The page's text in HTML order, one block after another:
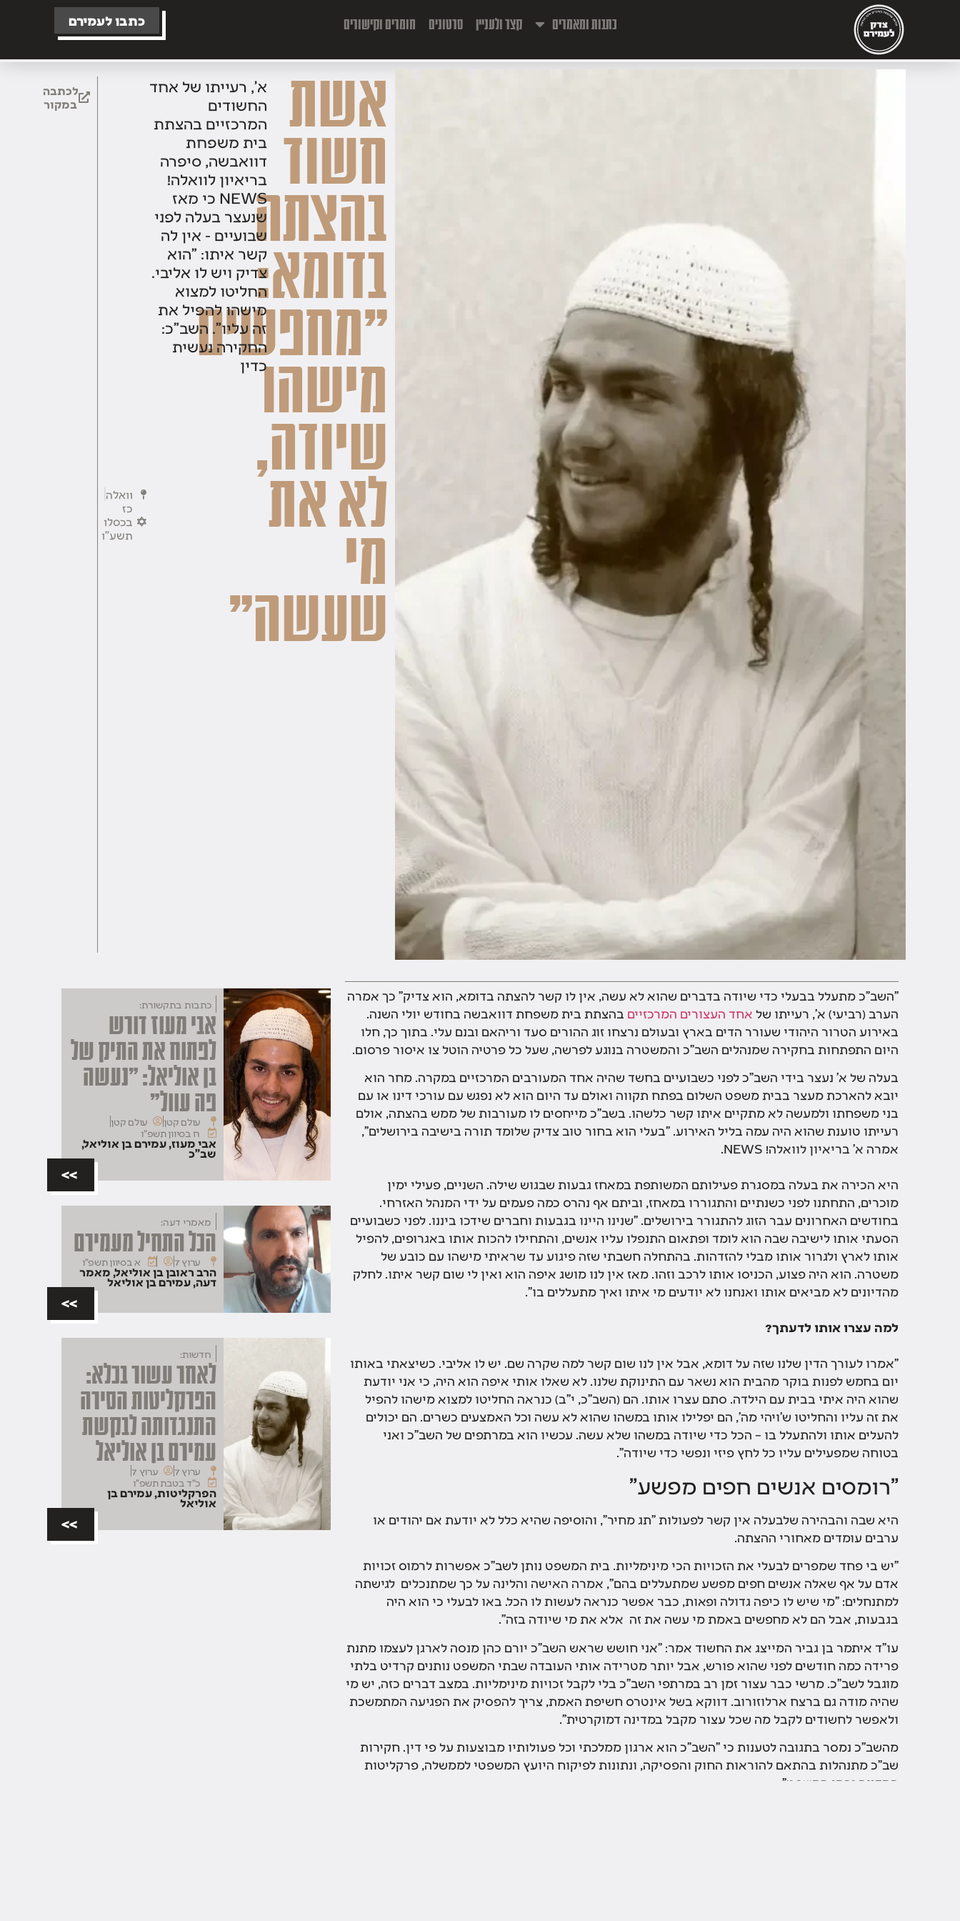
כתבות ומאמרים קצר ולעניין סרטונים חומרים וקישורים כתבו לעמירם
אשת
חשוד
בהצתה
בדומא:
"מחפשים
מישהו
שיודה,
לא את
מי
שעשה"
א', רעייתו של אחד
החשודים
המרכזיים בהצתת
בית משפחת
דוואבשה, סיפרה
בריאיון לוואלה!
NEWS כי מאז
שנעצר בעלה לפני
שבועיים - אין לה
קשר איתו: "הוא
צדיק ויש לו אליבי.
החליטו למצוא
מישהו להפיל את
זה עליו". השב"כ:
החקירה נעשית
כדין
וואלה
כז
בכסלו
תשע''ו
לכתבה
במקור
"השב"כ מתעלל בבעלי כדי שיודה בדברים שהוא לא עשה, אין לו קשר להצתה בדומא, הוא צדיק" כך אמרה
הערב (רביעי) א', רעייתו של אחד העצורים המרכזיים בהצתת בית משפחת דוואבשה בחודש יולי השנה.
באירוע הטרור היהודי שעורר הדים בארץ ובעולם נרצחו זוג ההורים סעד וריהאם ובנם עלי. בתוך כך, חלו
היום התפתחות בחקירה שמנהלים השב"כ והמשטרה בנוגע לפרשה, שעל כל פרטיה הוטל צו איסור פרסום.
בעלה של א' נעצר בידי השב"כ לפני כשבועיים בחשד שהיה אחד המעורבים המרכזיים במקרה. מחר הוא
יובא להארכת מעצר בבית משפט השלום בפתח תקווה ואולם עד היום הוא לא נפגש עם עורכי דינו או עם
בני משפחתו ולמעשה לא מתקיים איתו קשר כלשהו. בשב"כ מייחסים לו מעורבות של ממש בהצתה, אולם
רעייתו טוענת שהוא היה עמה בליל האירוע. "בעלי הוא בחור טוב צדיק שלומד תורה בישיבה בירושלים",
אמרה א' בריאיון לוואלה! NEWS.
היא הכירה את בעלה במסגרת פעילותם המשותפת במאחז גבעות שבגוש שילה. השניים, פעילי ימין
מוכרים, התחתנו לפני כשנתיים והתגוררו במאחז, וביתם אף נהרס כמה פעמים על ידי המנהל האזרחי.
בחודשים האחרונים עבר הזוג להתגורר בירושלים. "שנינו היינו בגבעות וחברים שידכו ביננו. לפני כשבועיים
הסעתי אותו לישיבה שבה הוא לומד ופתאום התנפלו עליו אנשים, והתחילו להכות אותו באגרופים, להפיל
אותו לארץ ולגרור אותו מבלי להזדהות. בהתחלה חשבתי שזה פיגוע עד שראיתי מישהו עם כובע של
משטרה. הוא היה פצוע, הכניסו אותו לרכב וזהו. מאז אין לנו מושג איפה הוא ואין לי שום קשר איתו. לחלק
מהדיונים לא מביאים אותו ואנחנו לא יודעים מי איתו ואיך מתעללים בו".
למה עצרו אותו לדעתך?
"אמרו לעורך הדין שלנו שזה על דומא, אבל אין לנו שום קשר למה שקרה שם. יש לו אליבי. כשיצאתי באותו
יום בחמש לפנות בוקר מהבית הוא נשאר עם התינוקת שלנו. לא שאלו אותי איפה הוא היה, כי אני יודעת
שהוא היה איתי בבית עם הילדה. סתם עצרו אותו. הם (השב"כ, י"ב) כנראה החליטו למצוא מישהו להפיל
את זה עליו והחליטו ש'ויהי מה', הם יפלילו אותו במשהו שהוא לא עשה וכל האמצעים כשרים. הם יכולים
להעלים אותו ולהתעלל בו – הכל כדי שיודה במשהו שלא עשה. עכשיו הוא במרתפים של השב"כ ואני
בטוחה שמפעילים עליו כל לחץ פיזי ונפשי כדי שיודה".
"רומסים אנשים חפים מפשע"
היא שבה והבהירה שלבעלה אין קשר לפעולות "תג מחיר", והוסיפה שהיא כלל לא יודעת אם יהודים או
ערבים עומדים מאחורי ההצתה.
"יש בי פחד שמפרים לבעלי את הזכויות הכי מינימליות. בית המשפט נותן לשב"כ אפשרות לרמוס זכויות
אדם על אף שאלה אנשים חפים מפשע שמתעללים בהם", אמרה האישה והלינה על כך שמתנכלים  לגישתה 
למתנחלים: "מי שיש לו כיפה גדולה ופאות, כבר אפשר כנראה לעשות לו הכל. באו לבעלי כי הוא היה
בגבעות, אבל הם לא מחפשים באמת מי עשה את זה  אלא את מי שיודה בזה".
עו"ד איתמר בן גביר המייצג את החשוד אמר: "אני חושש שראש השב"כ יורם כהן מנסה לארגן לעצמו מתנת
פרידה כמה חודשים לפני שהוא פורש, אבל יותר מטרידה אותי העובדה שבתי המשפט נותנים קרדיט בלתי
מוגבל לשב"כ. מרשי כבר עצור זמן רב במרתפי השב"כ בלי לקבל זכויות מינימליות. במצב דברים כזה, יש מי
שהיה מודה גם ברצח ארלוזורוב. דווקא בשל אינטרס חשיפת האמת, צריך להפסיק את הפגיעה המתמשכת
ולאפשר לחשודים לקבל מה שכל עצור מקבל במדינה דמוקרטית".
מהשב"כ נמסר בתגובה לטענות כי "השב"כ הוא ארגון ממלכתי וכל פעולותיו מבוצעות על פי דין. חקירות
שב"כ מתנהלות בהתאם להוראות החוק והפסיקה, ונתונות לפיקוח היועץ המשפטי לממשלה, פרקליטות
המדינה ובתי המשפט".
כתבות בתקשורת:
אבי מעוז דורש
לפתוח את התיק של
בן אוליאל: "נעשה
פה עוול"
עולם קטן
עולם קטן
ח בסיוון תשפ"ו
אבי מעוז,עמירם בן אוליאל,
שב"כ
>>
מאמרי דעה:
הכל התחיל מעמירם
ערוץ 7 א בסיוון תשפ"ו
הרב ראובן בן אוליאל,מאמר
דעה,עמירם בן אוליאל
>>
חדשות:
לאחר עשור בכלא:
הפרקליטות הסירה
התנגדותה לבקשת
עמירם בן אוליאל
ערוץ 7
ערוץ 7
כ"ד בטבת תשפ"ו
הפרקליטות,עמירם בן
אוליאל
>>